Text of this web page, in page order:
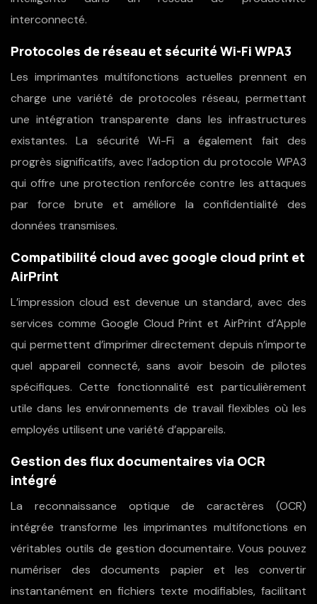
interconnecté.
Protocoles de réseau et sécurité Wi-Fi WPA3
Les imprimantes multifonctions actuelles prennent en
charge une variété de protocoles réseau, permettant
une intégration transparente dans les infrastructures
existantes. La sécurité Wi-Fi a également fait des
progrès significatifs, avec l’adoption du protocole WPA3
qui offre une protection renforcée contre les attaques
par force brute et améliore la confidentialité des
données transmises.
Compatibilité cloud avec google cloud print et
AirPrint
L’impression cloud est devenue un standard, avec des
services comme Google Cloud Print et AirPrint d’Apple
qui permettent d’imprimer directement depuis n’importe
quel appareil connecté, sans avoir besoin de pilotes
spécifiques. Cette fonctionnalité est particulièrement
utile dans les environnements de travail flexibles où les
employés utilisent une variété d’appareils.
Gestion des flux documentaires via OCR
intégré
La reconnaissance optique de caractères (OCR)
intégrée transforme les imprimantes multifonctions en
véritables outils de gestion documentaire. Vous pouvez
numériser des documents papier et les convertir
instantanément en fichiers texte modifiables, facilitant